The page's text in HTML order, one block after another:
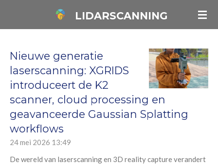
de
LIDARSCANNING
Nieuwe generatie
laserscanning: XGRIDS
introduceert de K2
scanner, cloud processing en
geavanceerde Gaussian Splatting
workflows
24 mei 2026 13:49
De wereld van laserscanning en 3D reality capture verandert